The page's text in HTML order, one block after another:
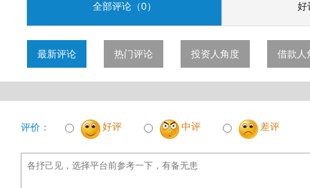
全部评论（0） 好
最新评论 热门评论 投资人角度 借款人
评价： 好评 中评 差评